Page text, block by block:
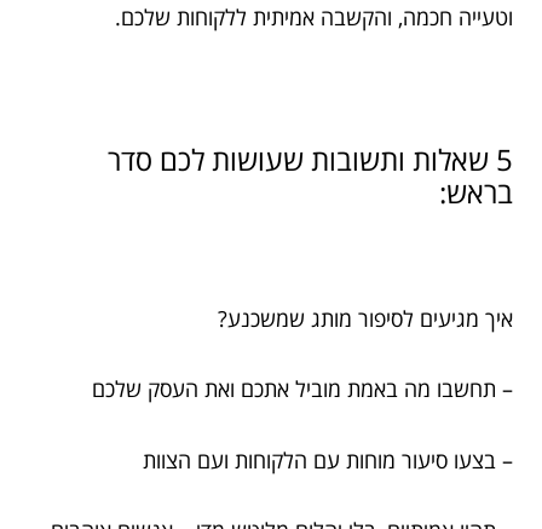
וטעייה חכמה, והקשבה אמיתית ללקוחות שלכם.
5 שאלות ותשובות שעושות לכם סדר
בראש:
איך מגיעים לסיפור מותג שמשכנע?
– תחשבו מה באמת מוביל אתכם ואת העסק שלכם
– בצעו סיעור מוחות עם הלקוחות ועם הצוות